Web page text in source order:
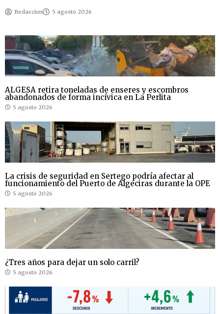
Redaccion 5 agosto 2026
ALGESA retira toneladas de enseres y escombros
abandonados de forma incívica en La Perlita
5 agosto 2026
La crisis de seguridad en Sertego podría afectar al
funcionamiento del Puerto de Algeciras durante la OPE
5 agosto 2026
¿Tres años para dejar un solo carril?
5 agosto 2026